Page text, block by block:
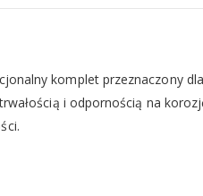
komplet przeznaczony
i odpornością na